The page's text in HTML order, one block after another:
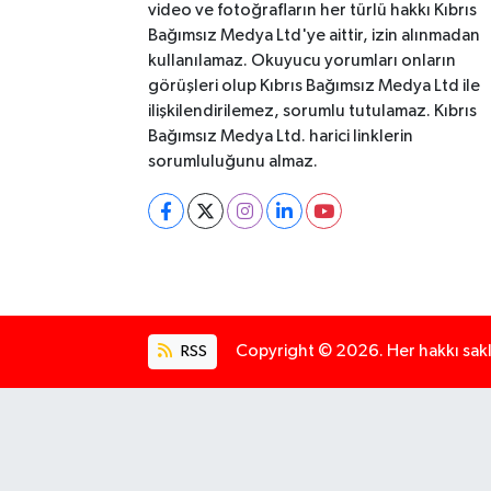
video ve fotoğrafların her türlü hakkı Kıbrıs
Bağımsız Medya Ltd'ye aittir, izin alınmadan
kullanılamaz. Okuyucu yorumları onların
görüşleri olup Kıbrıs Bağımsız Medya Ltd ile
ilişkilendirilemez, sorumlu tutulamaz. Kıbrıs
Bağımsız Medya Ltd. harici linklerin
sorumluluğunu almaz.
RSS Copyright © 2026. Her hakkı